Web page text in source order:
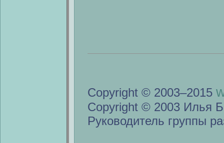
Copyright © 2003–2015
Copyright © 2003 Илья
Руководитель группы